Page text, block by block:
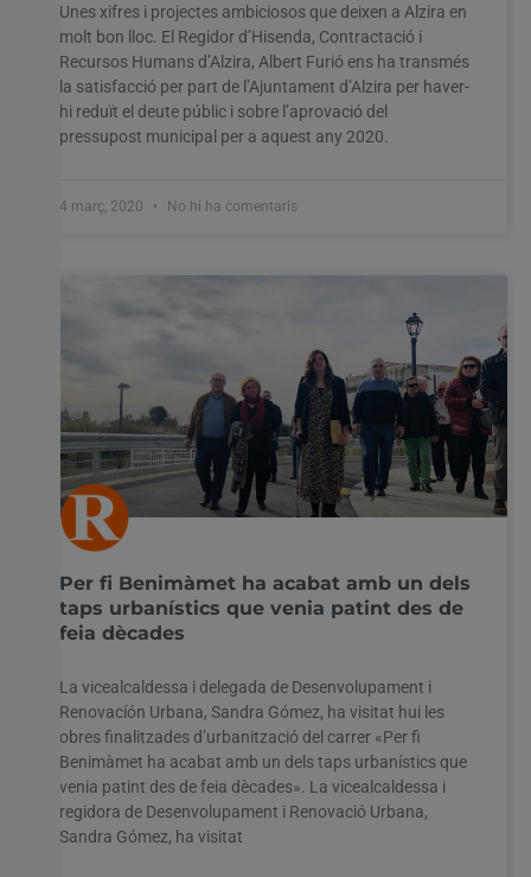
Unes xifres i projectes ambiciosos que deixen a Alzira en
molt bon lloc. El Regidor d’Hisenda, Contractació i
Recursos Humans d’Alzira, Albert Furió ens ha transmés
la satisfacció per part de l’Ajuntament d’Alzira per haver-
hi reduït el deute públic i sobre l’aprovació del
pressupost municipal per a aquest any 2020.
4 març, 2020 No hi ha comentaris
Per fi Benimàmet ha acabat amb un dels
taps urbanístics que venia patint des de
feia dècades
La vicealcaldessa i delegada de Desenvolupament i
Renovacíón Urbana, Sandra Gómez, ha visitat hui les
obres finalitzades d’urbanització del carrer «Per fi
Benimàmet ha acabat amb un dels taps urbanístics que
venia patint des de feia dècades». La vicealcaldessa i
regidora de Desenvolupament i Renovació Urbana,
Sandra Gómez, ha visitat